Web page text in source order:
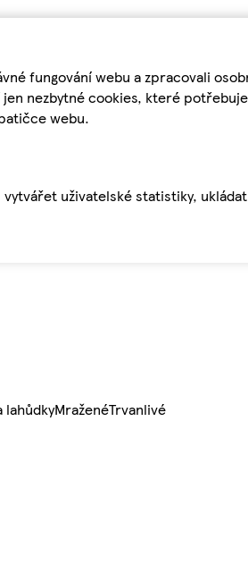
fungování webu a zpracovali
nezbytné cookies, které
webu.
uživatelské statistiky,
lahůdkyMraženéTrvanlivé